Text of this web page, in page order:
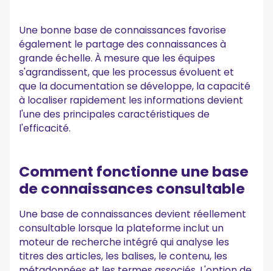
Une bonne base de connaissances favorise
également le partage des connaissances à
grande échelle. À mesure que les équipes
s'agrandissent, que les processus évoluent et
que la documentation se développe, la capacité
à localiser rapidement les informations devient
l'une des principales caractéristiques de
l'efficacité.
Comment fonctionne une base
de connaissances consultable
Une base de connaissances devient réellement
consultable lorsque la plateforme inclut un
moteur de recherche intégré qui analyse les
titres des articles, les balises, le contenu, les